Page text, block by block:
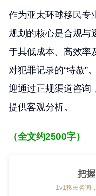
作为亚太环球移民专
规划的核心是合规与
于其低成本、高效率
对犯罪记录的“特赦”
迎通过正规渠道咨询
提供客观分析。
（全文约2500字）
把
1v1移民咨询